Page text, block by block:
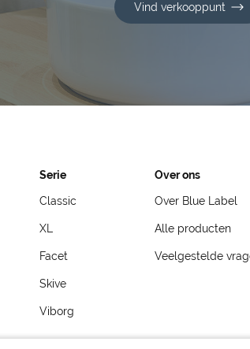
Vind verkooppunt
Serie
Classic
XL
Facet
Skive
Viborg
Over ons
Over Blue Label
Alle producten
Veelgestelde